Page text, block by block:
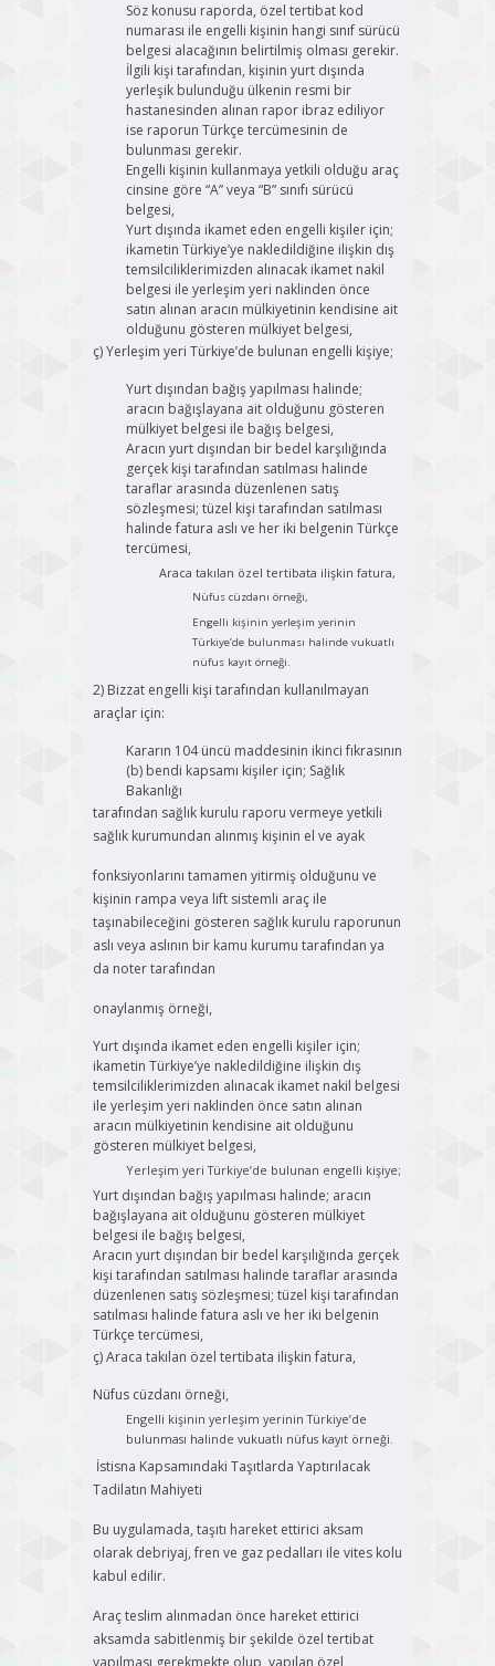
Söz konusu raporda, özel tertibat kod
numarası ile engelli kişinin hangi sınıf sürücü
belgesi alacağının belirtilmiş olması gerekir.
İlgili kişi tarafından, kişinin yurt dışında
yerleşik bulunduğu ülkenin resmi bir
hastanesinden alınan rapor ibraz ediliyor
ise raporun Türkçe tercümesinin de
bulunması gerekir.
Engelli kişinin kullanmaya yetkili olduğu araç
cinsine göre “A” veya “B” sınıfı sürücü
belgesi,
Yurt dışında ikamet eden engelli kişiler için;
ikametin Türkiye’ye nakledildiğine ilişkin dış
temsilciliklerimizden alınacak ikamet nakil
belgesi ile yerleşim yeri naklinden önce
satın alınan aracın mülkiyetinin kendisine ait
olduğunu gösteren mülkiyet belgesi,
ç) Yerleşim yeri Türkiye’de bulunan engelli kişiye;
Yurt dışından bağış yapılması halinde;
aracın bağışlayana ait olduğunu gösteren
mülkiyet belgesi ile bağış belgesi,
Aracın yurt dışından bir bedel karşılığında
gerçek kişi tarafından satılması halinde
taraflar arasında düzenlenen satış
sözleşmesi; tüzel kişi tarafından satılması
halinde fatura aslı ve her iki belgenin Türkçe
tercümesi,
Araca takılan özel tertibata ilişkin fatura,
Nüfus cüzdanı örneği,
Engelli kişinin yerleşim yerinin
Türkiye’de bulunması halinde vukuatlı
nüfus kayıt örneği.
2) Bizzat engelli kişi tarafından kullanılmayan
araçlar için:
Kararın 104 üncü maddesinin ikinci fıkrasının
(b) bendi kapsamı kişiler için; Sağlık
Bakanlığı
tarafından sağlık kurulu raporu vermeye yetkili
sağlık kurumundan alınmış kişinin el ve ayak
fonksiyonlarını tamamen yitirmiş olduğunu ve
kişinin rampa veya lift sistemli araç ile
taşınabileceğini gösteren sağlık kurulu raporunun
aslı veya aslının bir kamu kurumu tarafından ya
da noter tarafından
onaylanmış örneği,
Yurt dışında ikamet eden engelli kişiler için;
ikametin Türkiye’ye nakledildiğine ilişkin dış
temsilciliklerimizden alınacak ikamet nakil belgesi
ile yerleşim yeri naklinden önce satın alınan
aracın mülkiyetinin kendisine ait olduğunu
gösteren mülkiyet belgesi,
Yerleşim yeri Türkiye’de bulunan engelli kişiye;
Yurt dışından bağış yapılması halinde; aracın
bağışlayana ait olduğunu gösteren mülkiyet
belgesi ile bağış belgesi,
Aracın yurt dışından bir bedel karşılığında gerçek
kişi tarafından satılması halinde taraflar arasında
düzenlenen satış sözleşmesi; tüzel kişi tarafından
satılması halinde fatura aslı ve her iki belgenin
Türkçe tercümesi,
ç) Araca takılan özel tertibata ilişkin fatura,
Nüfus cüzdanı örneği,
Engelli kişinin yerleşim yerinin Türkiye’de
bulunması halinde vukuatlı nüfus kayıt örneği.
İstisna Kapsamındaki Taşıtlarda Yaptırılacak
Tadilatın Mahiyeti
Bu uygulamada, taşıtı hareket ettirici aksam
olarak debriyaj, fren ve gaz pedalları ile vites kolu
kabul edilir.
Araç teslim alınmadan önce hareket ettirici
aksamda sabitlenmiş bir şekilde özel tertibat